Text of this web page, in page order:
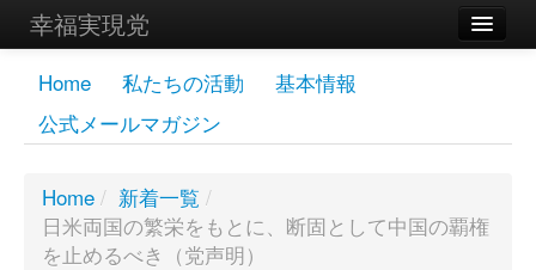
幸福実現党
メンバーズページ
党員
お問い合わせ
Home 私たちの活動
基本情報
公式メールマガジン
Home / 新着一覧 /
日米両国の繁栄をもとに、断固として中国の覇権
を止めるべき（党声明）